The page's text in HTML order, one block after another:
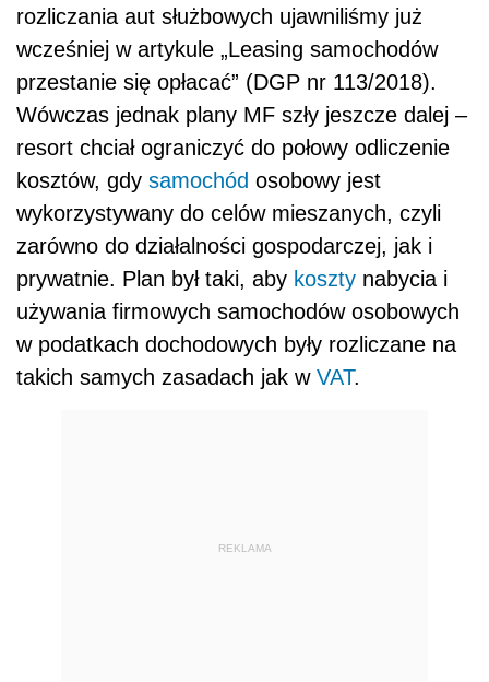
rozliczania aut służbowych ujawniliśmy już
wcześniej w artykule „Leasing samochodów
przestanie się opłacać” (DGP nr 113/2018).
Wówczas jednak plany MF szły jeszcze dalej –
resort chciał ograniczyć do połowy odliczenie
kosztów, gdy samochód osobowy jest
wykorzystywany do celów mieszanych, czyli
zarówno do działalności gospodarczej, jak i
prywatnie. Plan był taki, aby koszty nabycia i
używania firmowych samochodów osobowych
w podatkach dochodowych były rozliczane na
takich samych zasadach jak w VAT.
REKLAMA